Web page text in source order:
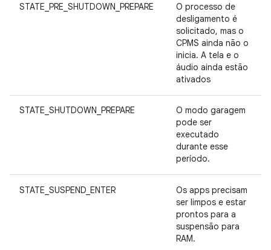
STATE_PRE_SHUTDOWN_PREPARE
O processo de
desligamento é
solicitado, mas o
CPMS ainda não o
inicia. A tela e o
áudio ainda estão
ativados
STATE_SHUTDOWN_PREPARE
O modo garagem
pode ser
executado
durante esse
período.
STATE_SUSPEND_ENTER
Os apps precisam
ser limpos e estar
prontos para a
suspensão para
RAM.